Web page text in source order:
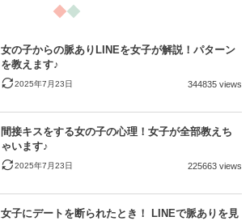
女の子からの脈ありLINEを女子が解説！パターン
を教えます♪
2025年7月23日 344835 views
間接キスをする女の子の心理！女子が全部教えち
ゃいます♪
2025年7月23日 225663 views
女子にデートを断られたとき！ LINEで脈ありを見